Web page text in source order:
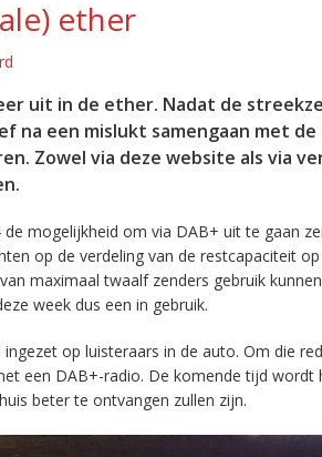
ether
uit in de ether. Nadat de
na een mislukt samengaan met
Zowel via deze website als via
mogelijkheid om via DAB+ uit te gaan
op de verdeling van de restcapaciteit op
maximaal twaalf zenders gebruik
week dus een in gebruik.
op luisteraars in de auto. Om die
een DAB+-radio. De komende tijd wordt
beter te ontvangen zullen zijn.